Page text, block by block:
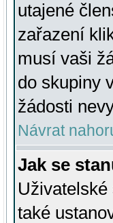
utajené
zařazení
musí vaši
do skupiny
žádosti
Návrat
Jak se
také